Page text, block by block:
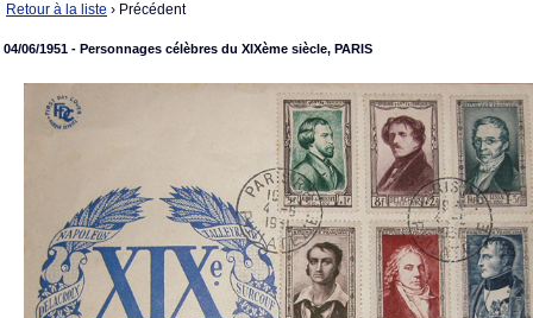
Retour à la liste › Précédent
04/06/1951 - Personnages célèbres du XIXème siècle, PARIS